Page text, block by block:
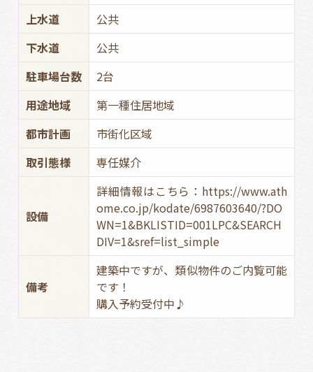
上水道
公共
下水道
公共
駐車場台数
2台
用途地域
第一種住居地域
都市計画
市街化区域
取引態様
専任媒介
設備
詳細情報はこちら：https://www.ath
ome.co.jp/kodate/6987603640/?DO
WN=1&BKLISTID=001LPC&SEARCH
DIV=1&sref=list_simple
備考
建築中ですが、類似物件のご内覧可能
です！
購入予約受付中♪